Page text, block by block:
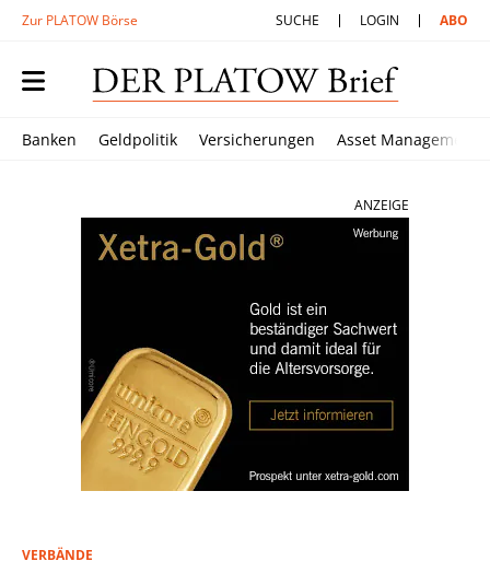
Zur PLATOW Börse SUCHE LOGIN ABO
Banken Geldpolitik Versicherungen Asset Management
ANZEIGE
VERBÄNDE